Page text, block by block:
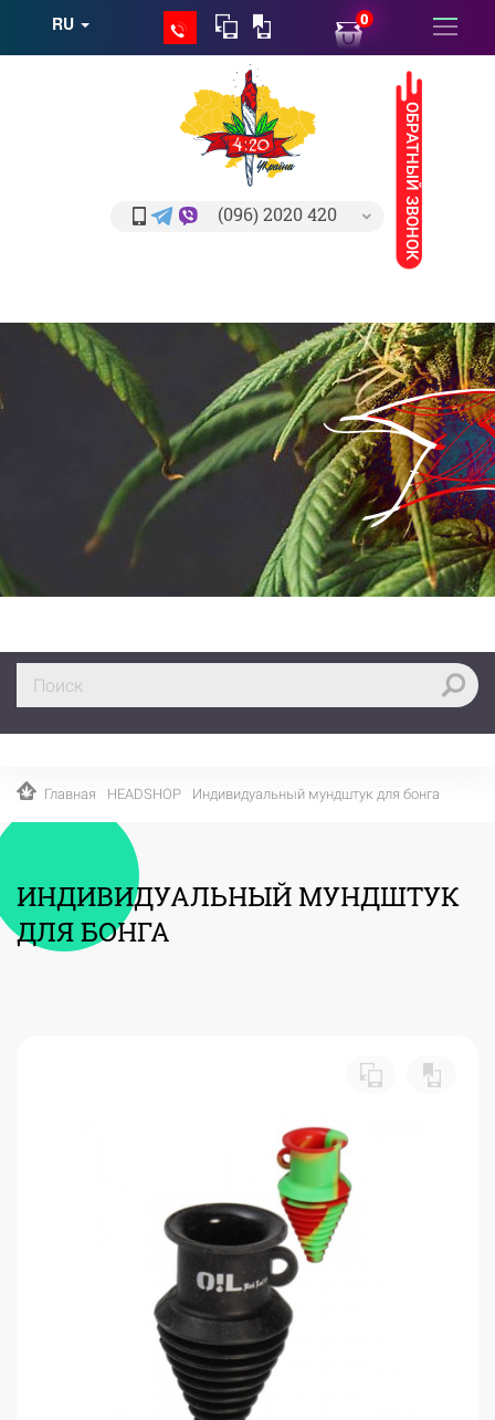
RU 0
ОБРАТНЫЙ ЗВОНОК
(096) 2020 420
Главная HEADSHOP Индивидуальный мундштук для бонга
ИНДИВИДУАЛЬНЫЙ МУНДШТУК
ДЛЯ БОНГА